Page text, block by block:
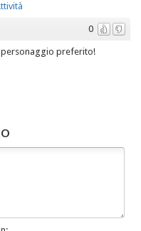
0
personaggio preferito!